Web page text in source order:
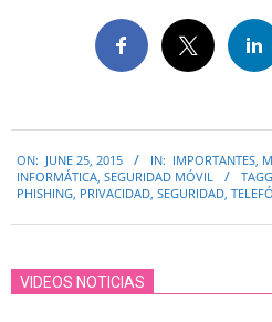
06-
25
ON: JUNE 25, 2015 IN: IMPORTANTES,
INFORMÁTICA, SEGURIDAD MÓVIL
PHISHING, PRIVACIDAD, SEGURIDAD,
VIDEOS NOTICIAS